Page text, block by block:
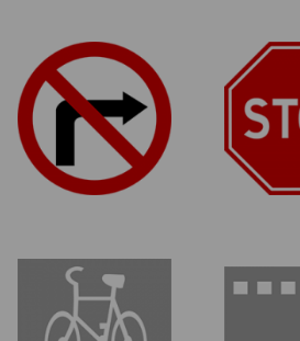
B-22
Zakaz skrętu w
prawo
P-23
Rower